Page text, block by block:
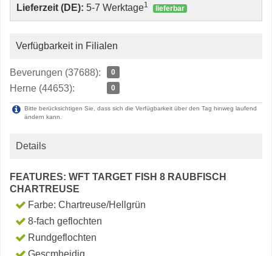
Lieferzeit (DE): 5-7 Werktage1 lieferbar
Verfügbarkeit in Filialen
Beverungen (37688): 0
Herne (44653): 0
Bitte berücksichtigen Sie, dass sich die Verfügbarkeit über den Tag hinweg laufend
ändern kann.
Details
FEATURES: WFT TARGET FISH 8 RAUBFISCH
CHARTREUSE
Farbe: Chartreuse/Hellgrün
8-fach geflochten
Rundgeflochten
Gescmheidig